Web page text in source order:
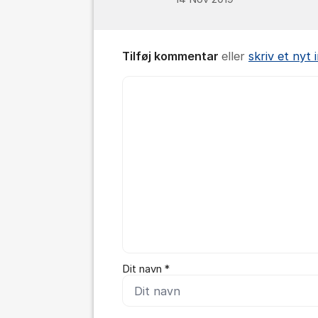
Tilføj kommentar eller skriv et nyt
Dit navn *